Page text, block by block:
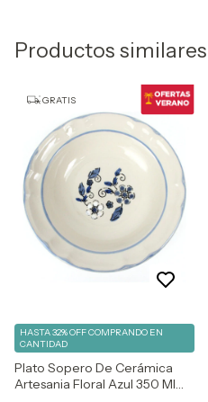
Productos similares
GRATIS
Plato Sopero De Cerámica
Artesania Floral Azul 350 Ml
HASTA 32% OFFCOMPRANDO EN
CANTIDAD